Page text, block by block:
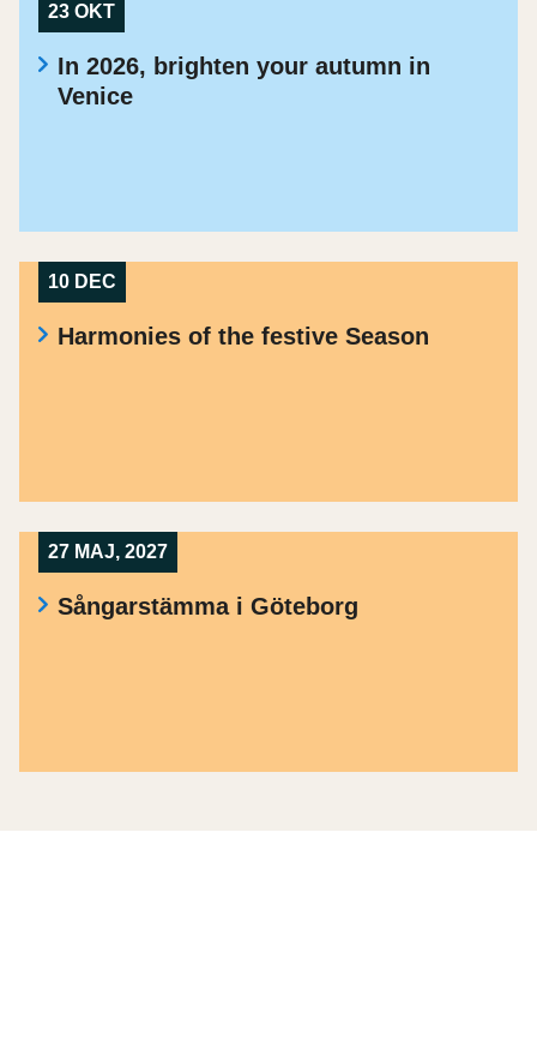
23 OKT
In 2026, brighten your autumn in
Venice
10 DEC
Harmonies of the festive Season
27 MAJ, 2027
Sångarstämma i Göteborg